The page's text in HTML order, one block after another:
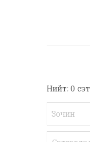
Нийт: 0